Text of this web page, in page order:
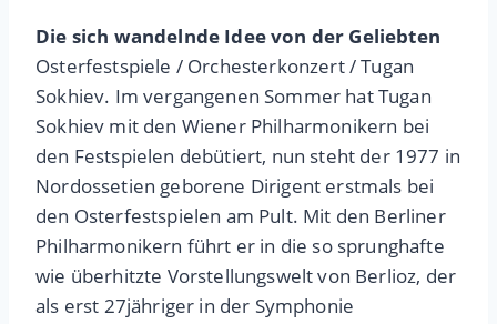
Die sich wandelnde Idee von der Geliebten
Osterfestspiele / Orchesterkonzert / Tugan
Sokhiev. Im vergangenen Sommer hat Tugan
Sokhiev mit den Wiener Philharmonikern bei
den Festspielen debütiert, nun steht der 1977 in
Nordossetien geborene Dirigent erstmals bei
den Osterfestspielen am Pult. Mit den Berliner
Philharmonikern führt er in die so sprunghafte
wie überhitzte Vorstellungswelt von Berlioz, der
als erst 27jähriger in der Symphonie